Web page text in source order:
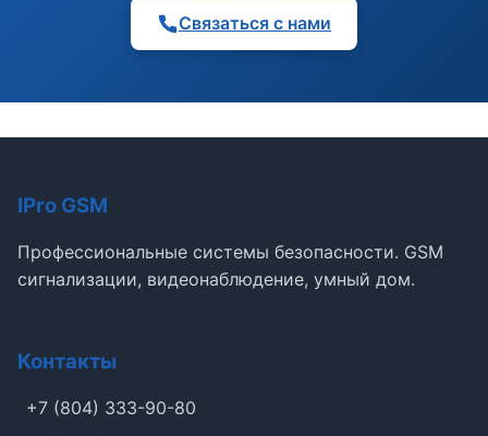
Связаться с нами
IPro GSM
Профессиональные системы безопасности. GSM
сигнализации, видеонаблюдение, умный дом.
Контакты
+7 (804) 333-90-80